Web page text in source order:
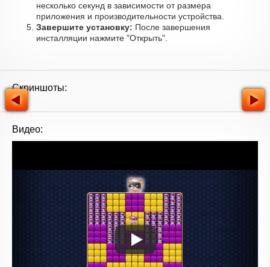
несколько секунд в зависимости от размера
приложения и производительности устройства.
Завершите установку: После завершения
инсталляции нажмите "Открыть".
Скриншоты:
Видео: